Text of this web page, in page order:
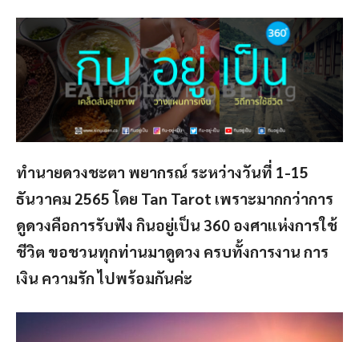
ทำนายดวงชะตา พยากรณ์ ระหว่างวันที่ 1-15
ธันวาคม 2565 โดย Tan Tarot เพราะมากกว่าการ
ดูดวงคือการรับฟัง กินอยู่เป็น 360 องศาแห่งการใช้
ชีวิต ขอชวนทุกท่านมาดูดวง ครบทั้งการงาน การ
เงิน ความรัก ไปพร้อมกันค่ะ